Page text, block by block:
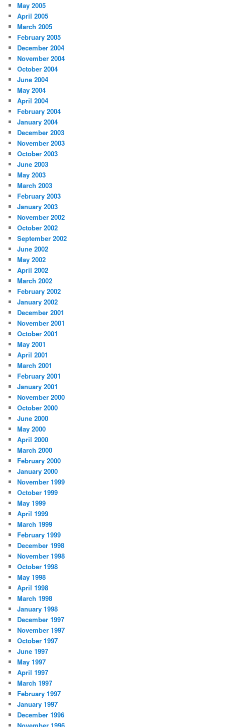
May 2005
April 2005
March 2005
February 2005
December 2004
November 2004
October 2004
June 2004
May 2004
April 2004
February 2004
January 2004
December 2003
November 2003
October 2003
June 2003
May 2003
March 2003
February 2003
January 2003
November 2002
October 2002
September 2002
June 2002
May 2002
April 2002
March 2002
February 2002
January 2002
December 2001
November 2001
October 2001
May 2001
April 2001
March 2001
February 2001
January 2001
November 2000
October 2000
June 2000
May 2000
April 2000
March 2000
February 2000
January 2000
November 1999
October 1999
May 1999
April 1999
March 1999
February 1999
December 1998
November 1998
October 1998
May 1998
April 1998
March 1998
January 1998
December 1997
November 1997
October 1997
June 1997
May 1997
April 1997
March 1997
February 1997
January 1997
December 1996